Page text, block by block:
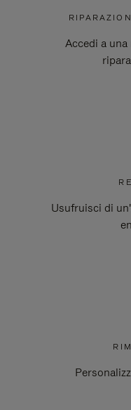
Accedi a
Usufruisci di